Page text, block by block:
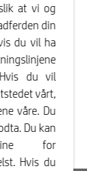
at vi og
din
du vil ha
du vil
vårt,
våre. Du
Du kan
for
Hvis du